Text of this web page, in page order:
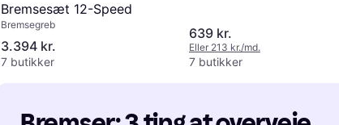
Bremsesæt 12-Speed
Bremsegreb
3.394 kr.
7 butikker
639 kr.
Eller 213 kr./md.
7 butikker